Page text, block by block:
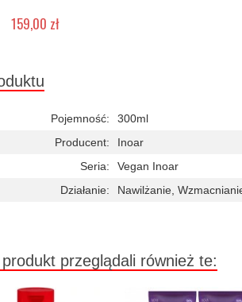
159,00 zł
Pojemność:
300ml
Producent:
Inoar
Seria:
Vegan Inoar
Działanie:
Nawilżanie,
przeglądali również te: